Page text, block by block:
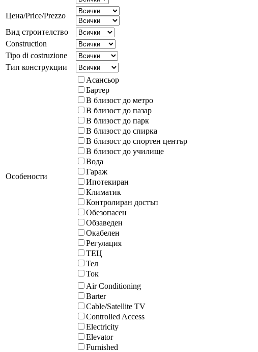
Цена/Price/Prezzo
Вид строителство
Construction
Tipo di costruzione
Тип конструкции
Особености
Асансьор
Бартер
В близост до метро
В близост до пазар
В близост до парк
В близост до спирка
В близост до спортен център
В близост до училище
Вода
Гараж
Ипотекиран
Климатик
Контролиран достъп
Обезопасен
Обзаведен
Окабелен
Регулация
ТЕЦ
Тел
Ток
Air Conditioning
Barter
Cable/Satellite TV
Controlled Access
Electricity
Elevator
Furnished